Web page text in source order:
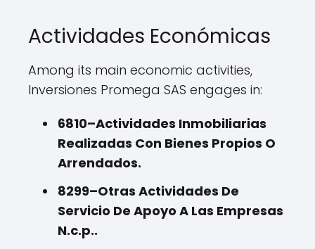
Actividades Económicas
Among its main economic activities,
Inversiones Promega SAS engages in:
6810–Actividades Inmobiliarias
Realizadas Con Bienes Propios O
Arrendados.
8299–Otras Actividades De
Servicio De Apoyo A Las Empresas
N.c.p..